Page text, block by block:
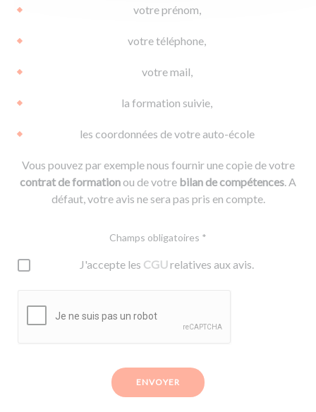
votre prénom,
votre téléphone,
votre mail,
la formation suivie,
les coordonnées de votre auto-école
Vous pouvez par exemple nous fournir une copie de votre
contrat de formationou de votre bilan de compétences. A
défaut, votre avis ne sera pas pris en compte.
Champs obligatoires *
J'accepte les CGUrelatives aux avis.
ENVOYER